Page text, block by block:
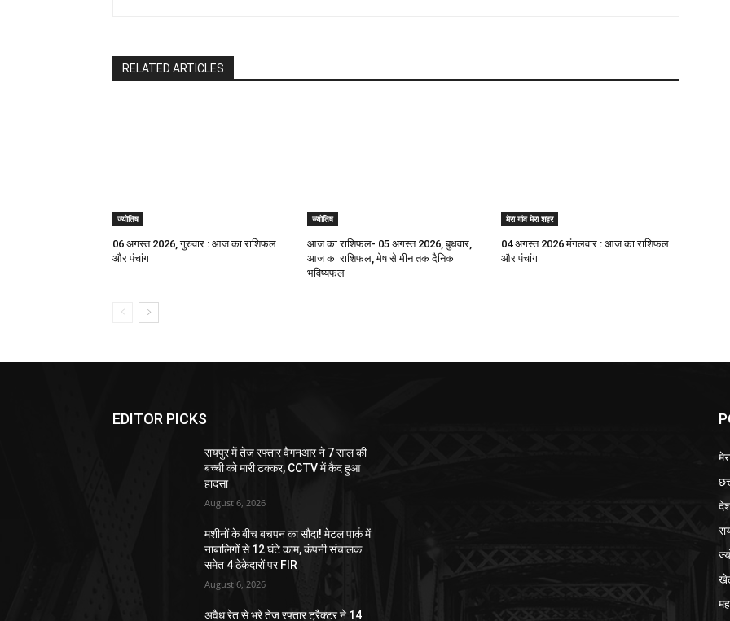
RELATED ARTICLES
ज्योतिष
06 अगस्त 2026, गुरुवार : आज का राशिफल
और पंचांग
ज्योतिष
आज का राशिफल- 05 अगस्त 2026, बुधवार,
आज का राशिफल, मेष से मीन तक दैनिक
भविष्यफल
मेरा गांव मेरा शहर
04 अगस्त 2026 मंगलवार : आज का राशिफल
और पंचांग
EDITOR PICKS
रायपुर में तेज रफ्तार वैगनआर ने 7 साल की
बच्ची को मारी टक्कर, CCTV में कैद हुआ
हादसा
August 6, 2026
मशीनों के बीच बचपन का सौदा! मेटल पार्क में
नाबालिगों से 12 घंटे काम, कंपनी संचालक
समेत 4 ठेकेदारों पर FIR
August 6, 2026
अवैध रेत से भरे तेज रफ्तार ट्रैक्टर ने 14